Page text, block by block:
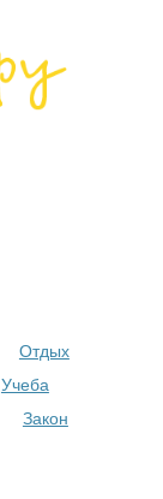
Отдых
Учеба
Закон